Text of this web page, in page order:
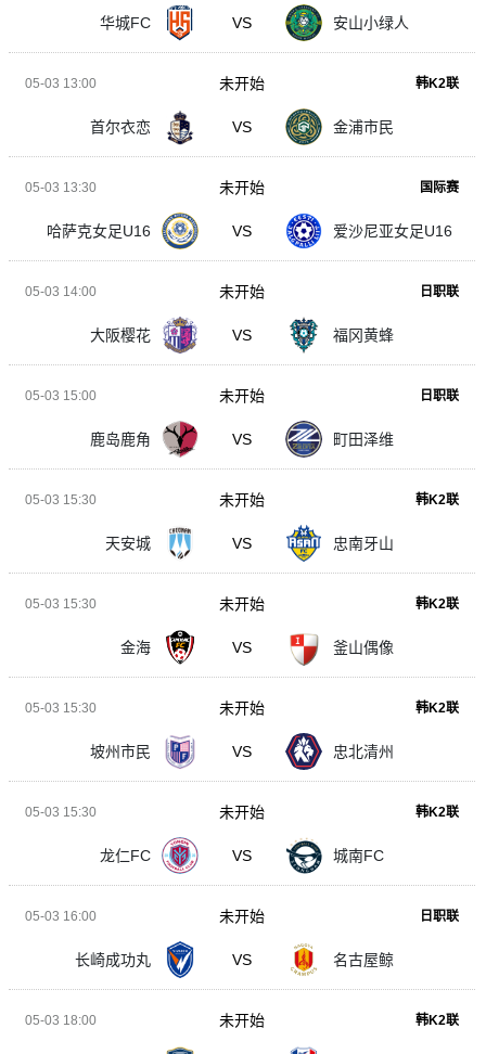
华城FC VS 安山小绿人
05-03 13:00 韩K2联
首尔衣恋 VS 金浦市民
未开始
05-03 13:30 国际赛
哈萨克女足U16 VS 爱沙尼亚女足U16
未开始
05-03 14:00 日职联
大阪樱花 VS 福冈黄蜂
未开始
05-03 15:00 日职联
鹿岛鹿角 VS 町田泽维
未开始
05-03 15:30 韩K2联
天安城 VS 忠南牙山
未开始
05-03 15:30 韩K2联
金海 VS 釜山偶像
未开始
05-03 15:30 韩K2联
坡州市民 VS 忠北清州
未开始
05-03 15:30 韩K2联
龙仁FC VS 城南FC
未开始
05-03 16:00 日职联
长崎成功丸 VS 名古屋鲸
未开始
05-03 18:00 韩K2联
未开始